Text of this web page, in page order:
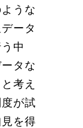
うな
ータ
中
タな
考え
が試
を得